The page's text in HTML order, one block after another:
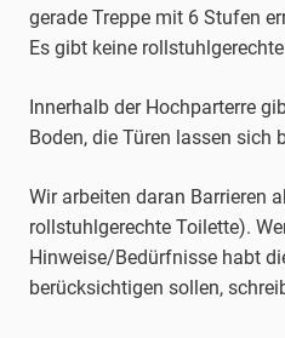
gerade Treppe mit 6 Stufen
Es gibt keine
Innerhalb der Hochparterre
Boden, die Türen lassen sich
Wir arbeiten daran Barrieren
rollstuhlgerechte Toilette).
Hinweise/Bedürfnisse habt
berücksichtigen sollen,